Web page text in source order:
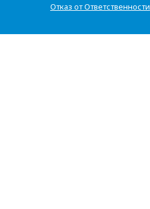
Отказ от Ответственности